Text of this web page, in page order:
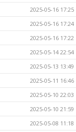
2025-05-16 17:25
2025-05-16 17:24
2025-05-16 17:22
2025-05-14 22:54
2025-05-13 13:49
2025-05-11 16:46
2025-05-10 22:03
2025-05-10 21:59
2025-05-08 11:18